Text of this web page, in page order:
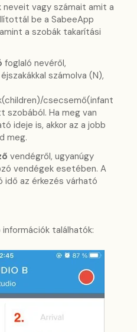
vagy számait amit a
be a SabeeApp
a szobák takarítási
foglaló nevéről,
számolva (N),
csecsemő(infant
szobából. Ha meg van
ideje is, akkor az a jobb
meg.
vendégről, ugyanúgy
vendégek esetében. A
idő az érkezés várható
találhatók: